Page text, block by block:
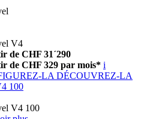
V4
de CHF 31´290
de CHF 329 par mois* i
LA DÉCOUVREZ-LA
100
V4 100